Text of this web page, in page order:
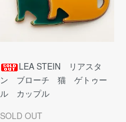
LEA STEIN リアスタ
ン ブローチ 猫 ゲトゥー
ル カップル
SOLD OUT